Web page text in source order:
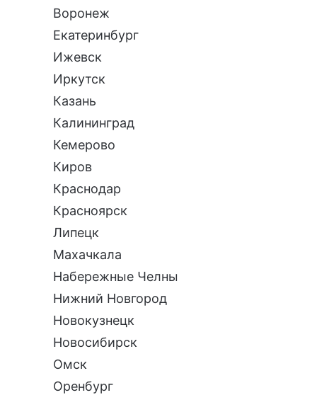
Воронеж
Екатеринбург
Ижевск
Иркутск
Казань
Калининград
Кемерово
Киров
Краснодар
Красноярск
Липецк
Махачкала
Набережные Челны
Нижний Новгород
Новокузнецк
Новосибирск
Омск
Оренбург